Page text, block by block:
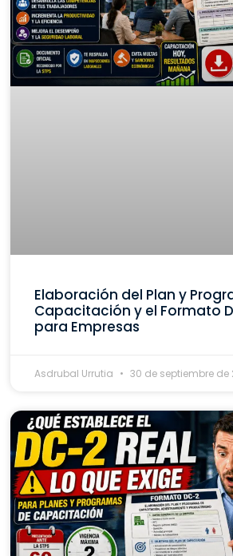
Elaboración del Plan y
Capacitación y el Formato
para Empresas
Asdrubal Urrutia 30 de septiembre de